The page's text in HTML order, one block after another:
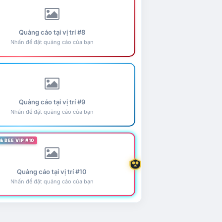
Quảng cáo tại vị trí #8
Nhấn để đặt quảng cáo của bạn
Quảng cáo tại vị trí #9
Nhấn để đặt quảng cáo của bạn
BEE VIP #10
Quảng cáo tại vị trí #10
Nhấn để đặt quảng cáo của bạn